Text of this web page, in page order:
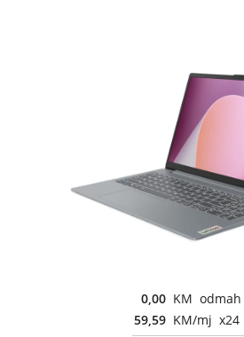
0,00 KM odmah
59,59 KM/mj x24